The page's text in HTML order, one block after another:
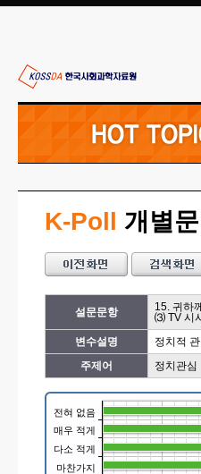
K-Poll 개별
설문문항
15. 귀하
⑶ TV 시
변수설명
정치적
주제어
정치관심
전혀 없음
매우 적게
다소 적게
마찬가지